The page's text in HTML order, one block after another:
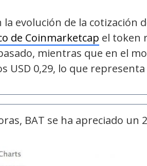
la evolución de la cotización
de Coinmarketcap el token
mientras que en el
USD 0,29, lo que
BAT se ha apreciado un